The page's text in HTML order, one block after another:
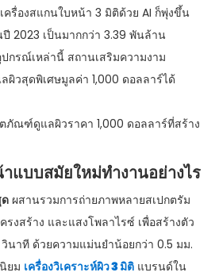
ครื่องสแกนใบหน้า 3 มิติด้วย AI ก็พุ่งขึ้น
2023 เป็นมากกว่า 3.39 พันล้าน
กรณ์เหล่านี้ สถานเสริมความงาม
ผิวสุดพิเศษมูลค่า 1,000 ดอลลาร์ได้
แบบสมัยใหม่ทำงานอย่างไร
ผสานรวมการถ่ายภาพหลายสเปกตรัม
รงสร้าง และแสงโพลาไรซ์ เพื่อสร้างตัว
นาที ด้วยความแม่นยำน้อยกว่า 0.5 มม.
ยม เครื่องวิเคราะห์ผิว 3 มิติแบรนด์ใน